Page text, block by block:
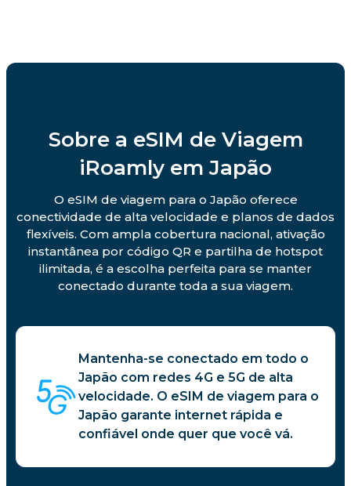
Sobre a eSIM de Viagem
iRoamly em Japão
O eSIM de viagem para o Japão oferece
conectividade de alta velocidade e planos de dados
flexíveis. Com ampla cobertura nacional, ativação
instantânea por código QR e partilha de hotspot
ilimitada, é a escolha perfeita para se manter
conectado durante toda a sua viagem.
Mantenha-se conectado em todo o
Japão com redes 4G e 5G de alta
velocidade. O eSIM de viagem para o
Japão garante internet rápida e
confiável onde quer que você vá.